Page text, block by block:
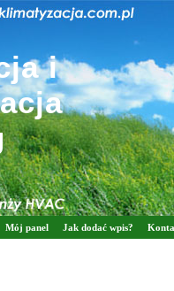
i
Mój panel Jak dodać wpis?